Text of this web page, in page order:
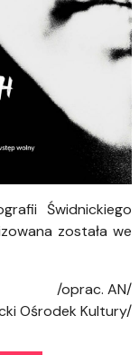
Świdnickiego
została we
/oprac. AN/
Ośrodek Kultury/